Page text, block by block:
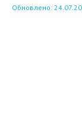
Обновлено: